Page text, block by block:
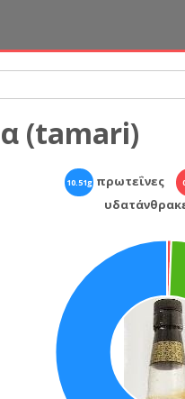
(tamari)
10.51g πρωτεΐνες